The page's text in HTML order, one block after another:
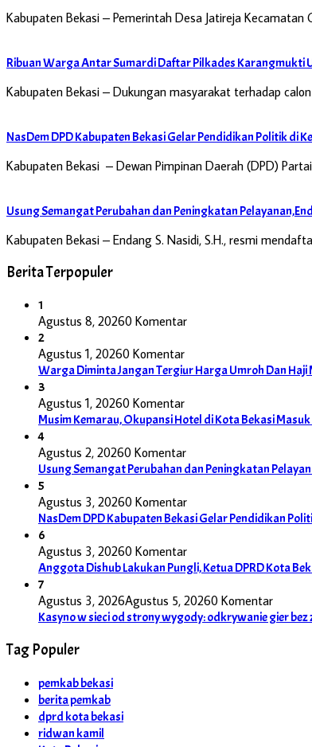
Kabupaten Bekasi – Pemerintah Desa Jatireja
Ribuan Warga Antar Sumardi Daftar Pilkades Karangmukti
Kabupaten Bekasi – Dukungan masyarakat terhadap
NasDem DPD Kabupaten Bekasi Gelar Pendidikan Politik di
Kabupaten Bekasi – Dewan Pimpinan Daerah (DPD)
Usung Semangat Perubahan dan Peningkatan
Kabupaten Bekasi – Endang S. Nasidi, S.H., resmi
Berita Terpopuler
1
Agustus 8, 20260 Komentar
2
Agustus 1, 20260 Komentar
Warga Diminta Jangan Tergiur Harga Umroh Dan Haji
3
Agustus 1, 20260 Komentar
Musim Kemarau, Okupansi Hotel di Kota Bekasi
4
Agustus 2, 20260 Komentar
Usung Semangat Perubahan dan Peningkatan
5
Agustus 3, 20260 Komentar
NasDem DPD Kabupaten Bekasi Gelar Pendidikan
6
Agustus 3, 20260 Komentar
Anggota Dishub Lakukan Pungli, Ketua DPRD Kota
7
Agustus 3, 2026Agustus 5, 20260 Komentar
Kasyno w sieci od strony wygody: odkrywanie gier bez
Tag Populer
pemkab bekasi
berita pemkab
dprd kota bekasi
ridwan kamil